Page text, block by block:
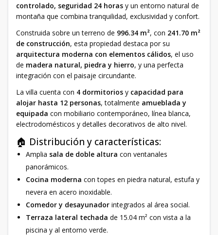
controlado, seguridad 24 horas y un entorno natural de
montaña que combina tranquilidad, exclusividad y confort.
Construida sobre un terreno de 996.34 m², con 241.70 m²
de construcción, esta propiedad destaca por su
arquitectura moderna con elementos cálidos, el uso
de madera natural, piedra y hierro, y una perfecta
integración con el paisaje circundante.
La villa cuenta con 4 dormitorios y capacidad para
alojar hasta 12 personas, totalmente amueblada y
equipada con mobiliario contemporáneo, línea blanca,
electrodomésticos y detalles decorativos de alto nivel.
🏠 Distribución y características:
Amplia sala de doble altura con ventanales
panorámicos.
Cocina moderna con topes en piedra natural, estufa y
nevera en acero inoxidable.
Comedor y desayunador integrados al área social.
Terraza lateral techada de 15.04 m² con vista a la
piscina y al entorno verde.